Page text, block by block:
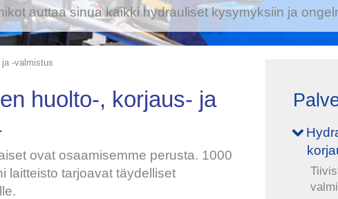
auttaa sinua kaikki hydrauliset kysymyksiin ja
ja -valmistus
huolto-, korjaus- ja
ovat osaamisemme perusta. 1000
laitteisto tarjoavat täydelliset